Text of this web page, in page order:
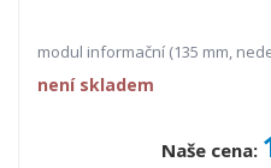
modul informační (135 mm,
není skladem
Naše cena: